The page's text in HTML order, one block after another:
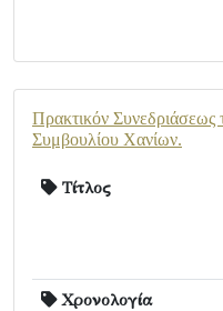
Πρακτικόν Συνεδριάσεως
Συμβουλίου Χανίων.
Τίτλος
Χρονολογία